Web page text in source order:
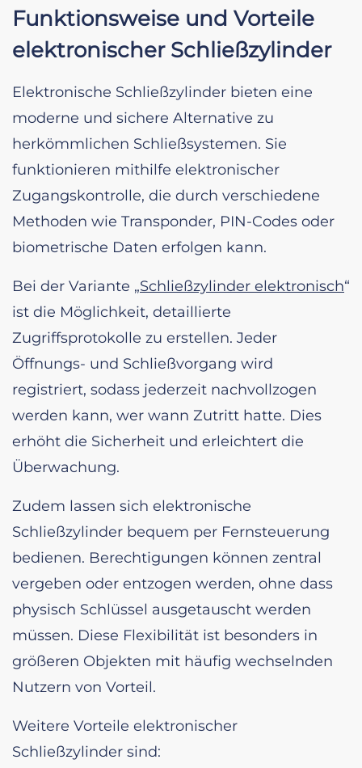
Funktionsweise und Vorteile
elektronischer Schließzylinder
Elektronische Schließzylinder bieten eine
moderne und sichere Alternative zu
herkömmlichen Schließsystemen. Sie
funktionieren mithilfe elektronischer
Zugangskontrolle, die durch verschiedene
Methoden wie Transponder, PIN-Codes oder
biometrische Daten erfolgen kann.
Bei der Variante „Schließzylinder elektronisch“
ist die Möglichkeit, detaillierte
Zugriffsprotokolle zu erstellen. Jeder
Öffnungs- und Schließvorgang wird
registriert, sodass jederzeit nachvollzogen
werden kann, wer wann Zutritt hatte. Dies
erhöht die Sicherheit und erleichtert die
Überwachung.
Zudem lassen sich elektronische
Schließzylinder bequem per Fernsteuerung
bedienen. Berechtigungen können zentral
vergeben oder entzogen werden, ohne dass
physisch Schlüssel ausgetauscht werden
müssen. Diese Flexibilität ist besonders in
größeren Objekten mit häufig wechselnden
Nutzern von Vorteil.
Weitere Vorteile elektronischer
Schließzylinder sind: